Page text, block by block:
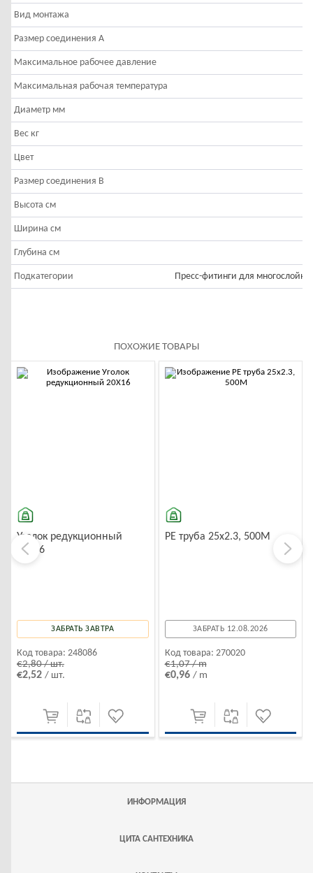
Вид монтажа
Размер соединения A
Максимальное рабочее давление
Максимальная рабочая температура
Диаметр мм
Вес кг
Цвет
Размер соединения B
Высота см
Ширина cм
Глубина см
Подкатегории Пресс-фитинги для
ПОХОЖИЕ ТОВАРЫ
Уголок редукционный
20X16
ЗАБРАТЬ ЗАВТРА
Код товара: 248086
€2,80 / шт.
€2,52 / шт.
PE труба 25x2.3, 500M
ЗАБРАТЬ 12.08.2026
Код товара: 270020
€1,07 / m
€0,96 / m
ИНФОРМАЦИЯ
ЦИТА САНТЕХНИКА